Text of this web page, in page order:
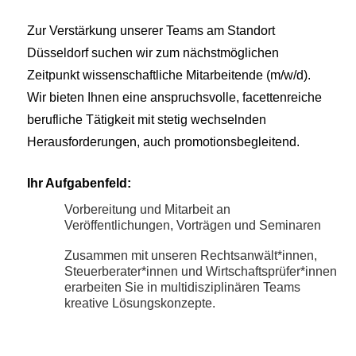
Zur Verstärkung unserer Teams am Standort
Düsseldorf suchen wir zum nächstmöglichen
Zeitpunkt wissenschaftliche Mitarbeitende (m/w/d).
Wir bieten Ihnen eine anspruchsvolle, facettenreiche
berufliche Tätigkeit mit stetig wechselnden
Herausforderungen, auch promotionsbegleitend.
Ihr Aufgabenfeld:
Vorbereitung und Mitarbeit an
Veröffentlichungen, Vorträgen und Seminaren
Zusammen mit unseren Rechtsanwält*innen,
Steuerberater*innen und Wirtschaftsprüfer*innen
erarbeiten Sie in multidisziplinären Teams
kreative Lösungskonzepte.